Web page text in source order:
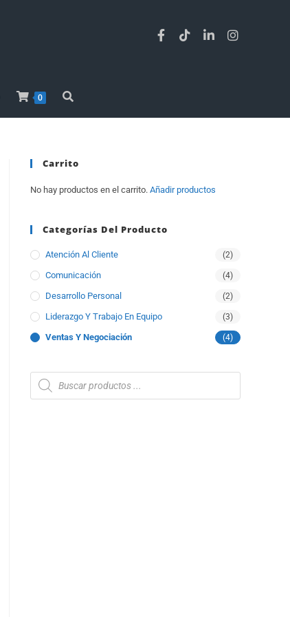
0
Carrito
No hay productos en el carrito. Añadir productos
Categorías Del Producto
Atención Al Cliente (2)
Comunicación (4)
Desarrollo Personal (2)
Liderazgo Y Trabajo En Equipo (3)
Ventas Y Negociación (4)